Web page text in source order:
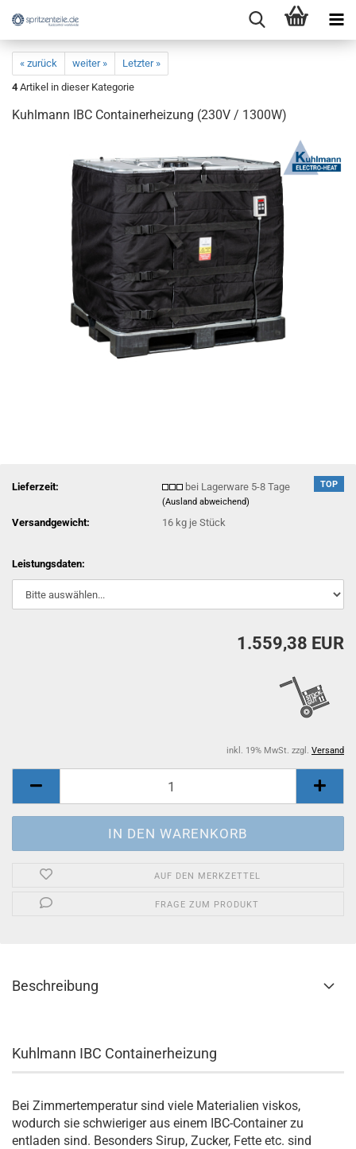
« zurück weiter »
Letzter »
4 Artikel in dieser Kategorie
Kuhlmann IBC Containerheizung (230V / 1300W)
TOP
Lieferzeit: bei Lagerware 5-8 Tage
(Ausland abweichend)
Versandgewicht: 16 kg je Stück
Leistungsdaten:
1.559,38 EUR
inkl. 19% MwSt. zzgl. Versand
AUF DEN MERKZETTEL
FRAGE ZUM PRODUKT
Beschreibung
Kuhlmann IBC Containerheizung
Bei Zimmertemperatur sind viele Materialien viskos,
wodurch sie schwieriger aus einem IBC-Container zu
entladen sind. Besonders Sirup, Zucker, Fette etc. sind